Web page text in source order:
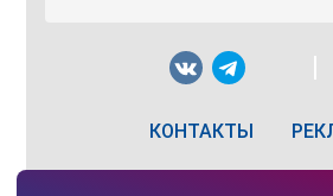
КОНТАКТЫ